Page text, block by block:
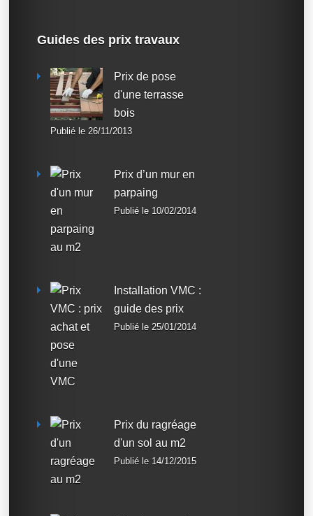
Guides des prix travaux
Prix de pose
d'une terrasse
bois
Publié le 26/11/2013
Prix d’un mur en
parpaing
Publié le 10/02/2014
Installation VMC :
guide des prix
Publié le 25/01/2014
Prix du ragréage
d'un sol au m2
Publié le 14/12/2015